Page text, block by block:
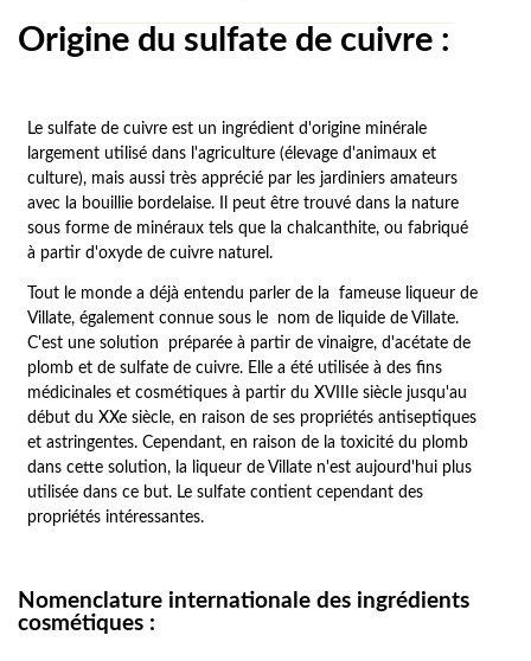
Origine du sulfate de cuivre :
Le sulfate de cuivre est un ingrédientd'origine minérale
largement utilisé dans l'agriculture (élevage d'animaux et
culture), mais aussi très apprécié par les jardiniers amateurs
avec la bouillie bordelaise. Il peut être trouvé dans la nature
sous forme de minéraux tels que la chalcanthite, ou fabriqué
à partir d'oxyde de cuivre naturel.
Tout le monde a déjà entendu parler de la  fameuse liqueur de
Villate, également connue sous le  nom de liquide de Villate.
C'est une solution  préparée à partir de vinaigre, d'acétate de
plomb et de sulfate de cuivre. Elle a été utilisée à des ﬁns
médicinales et cosmétiques à partir du XVIIIe siècle jusqu'au
début du XXe siècle, en raison de ses propriétés antiseptiques
et astringentes. Cependant, en raison de la toxicité du plomb
dans cette solution, la liqueur de Villate n'est aujourd'hui plus
utilisée dans ce but. Le sulfate contient cependant des
propriétés intéressantes.
Nomenclature internationale des ingrédients
cosmétiques :